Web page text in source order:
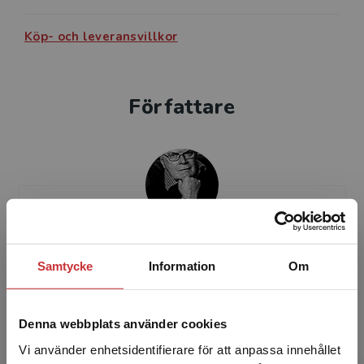
Samtycke Information Om
Denna webbplats använder cookies
Vi använder enhetsidentifierare för att anpassa innehållet
Köp- och leveransvillkor
Författare
Anders Engquist
Anders Engquist är fil dr., leg. psykolog och leg.
pedagogik.Anders har skrivit ett tiotal böcker
och ...